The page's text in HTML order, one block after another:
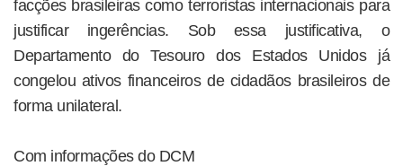
facções brasileiras como terroristas internacionais para
justificar ingerências. Sob essa justificativa, o
Departamento do Tesouro dos Estados Unidos já
congelou ativos financeiros de cidadãos brasileiros de
forma unilateral.
Com informações do DCM